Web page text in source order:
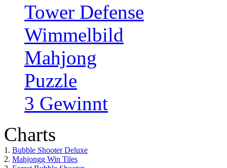
Tower Defense
Wimmelbild
Mahjong
Puzzle
3 Gewinnt
Charts
1. Bubble Shooter Deluxe
2. Mahjongg Win Tiles